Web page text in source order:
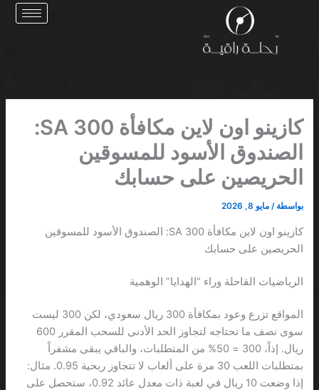
كازينو اون لاين مكافأة 300 SA:
الصندوق الأسود للمسوقين
الحريصين على حسابك
بواسطة /مايو 8, 2026
كازينو اون لاين مكافأة 300 SA: الصندوق الأسود للمسوقين
الحريصين على حسابك
الرياضيات القاحلة وراء “الهدايا” الوهمية
المواقع تزرع وعود بمكافأة 300 ريال سعودي، لكن 300 ليست
سوى نصف ما تحتاجه لتجاوز الحد الأدنى للسحب المقرر 600
ريال. إذاً، 300 = 50% من المتطلبات، والباقي يبقى مشفراً
بمتطلبات اللعب 30 مرة على ألعاب لا تتجاوز ربحية 0.95. مثال:
إذا وضعت 10 ريال في لعبة ذات معدل عائد 0.92، ستحصل على